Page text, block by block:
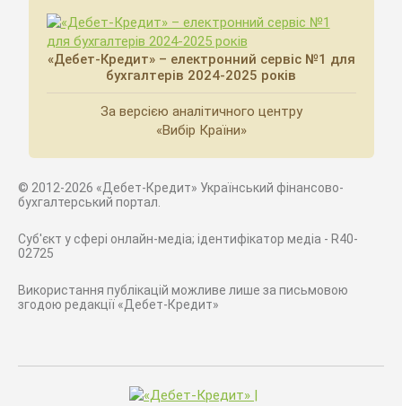
«Дебет-Кредит» – електронний сервіс №1 для
бухгалтерів 2024-2025 років
За версією аналітичного центру
«Вибір Країни»
© 2012-2026 «Дебет-Кредит» Український фінансово-
бухгалтерський портал.
Суб'єкт у сфері онлайн-медіа; ідентифікатор медіа - R40-
02725
Використання публікацій можливе лише за письмовою
згодою редакції «Дебет-Кредит»